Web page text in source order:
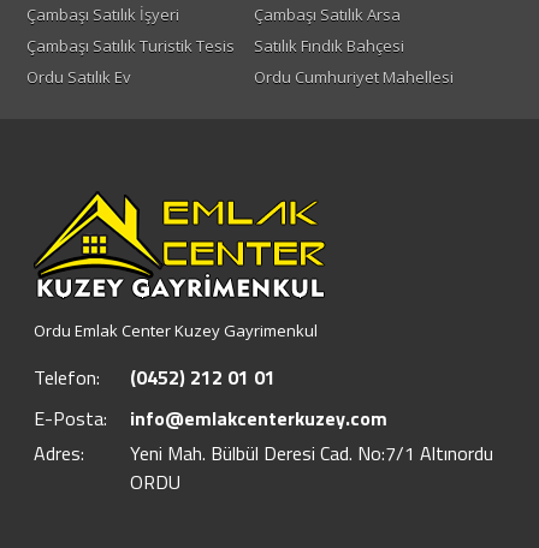
Çambaşı Satılık İşyeri
Çambaşı Satılık Arsa
Çambaşı Satılık Turistik Tesis
Satılık Fındık Bahçesi
Ordu Satılık Ev
Ordu Cumhuriyet Mahellesi
Ordu Emlak Center Kuzey Gayrimenkul
Telefon:
(0452) 212 01 01
E-Posta:
info@emlakcenterkuzey.com
Adres:
Yeni Mah. Bülbül Deresi Cad. No:7/1 Altınordu
ORDU